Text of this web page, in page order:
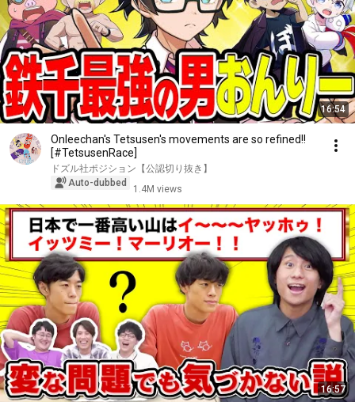
16:54
Onleechan's Tetsusen's movements are so refined!!
[#TetsusenRace]
ドズル社ポジション【公認切り抜き】
Auto-dubbed
1.4M views
16:57